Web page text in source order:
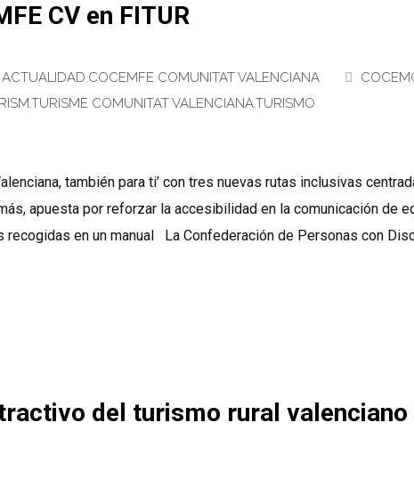
CV en FITUR
ACTUALIDAD,COCEMFE COMUNITAT VALENCIANA
,TURISME COMUNITAT VALENCIANA,TURISMO
también para ti’ con tres nuevas rutas inclusivas
apuesta por reforzar la accesibilidad en la comunicación de
en un manual La Confederación de Personas con
del turismo rural valenciano